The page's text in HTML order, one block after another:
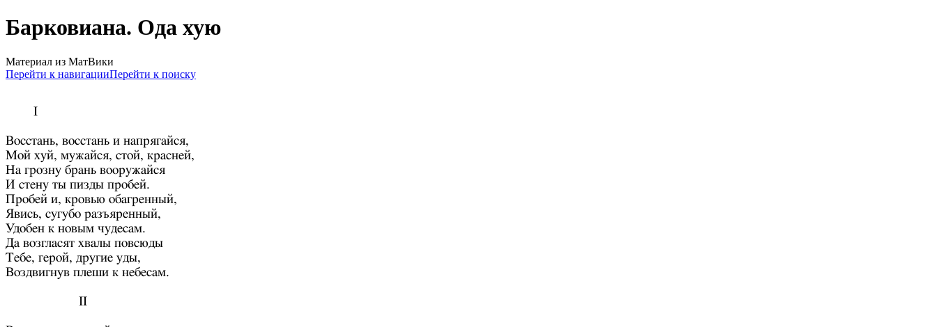
Барковиана. Ода хую
Материал из МатВики
Перейти к навигацииПерейти к поиску
I
Восстань, восстань и напрягайся,
Мой хуй, мужайся, стой, красней,
На грозну брань вооружайся
И стену ты пизды пробей.
Пробей и, кровью обагренный,
Явись, сугубо разъяренный,
Удобен к новым чудесам.
Да возгласят хвалы повсюды
Тебе, герой, другие уды,
Воздвигнув плеши к небесам.
II